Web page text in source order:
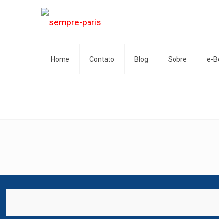
Home Contato Blog Sobre e-